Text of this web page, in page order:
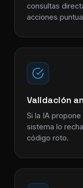
consultas
acciones
Validación
Si la IA
sistema lo
código roto.